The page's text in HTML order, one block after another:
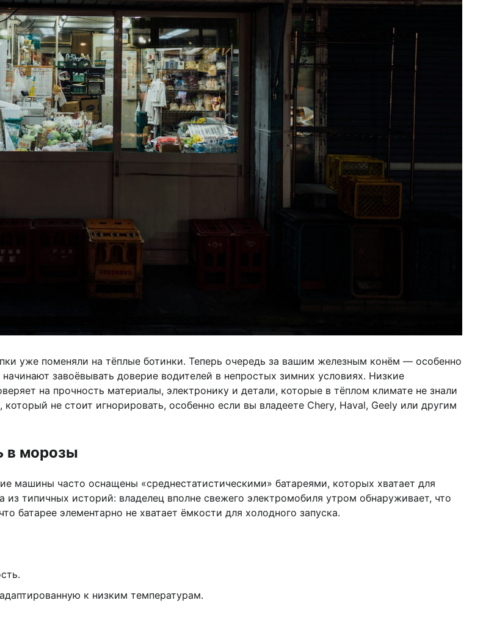
уже поменяли на тёплые ботинки. Теперь очередь за вашим железным конём — особенно
завоёвывать доверие водителей в непростых зимних условиях. Низкие
на прочность материалы, электронику и детали, которые в тёплом климате не знали
не стоит игнорировать, особенно если вы владеете Chery, Haval, Geely или другим
в морозы
машины часто оснащены «среднестатистическими» батареями, которых хватает для
типичных историй: владелец вполне свежего электромобиля утром обнаруживает, что
батарее элементарно не хватает ёмкости для холодного запуска.
к низким температурам.